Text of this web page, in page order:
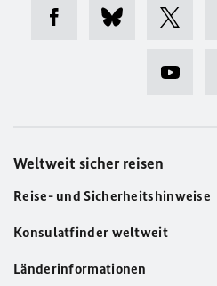
Weltweit sicher reisen
Reise- und Sicherheitshinweise
Konsulatfinder weltweit
Länderinformationen